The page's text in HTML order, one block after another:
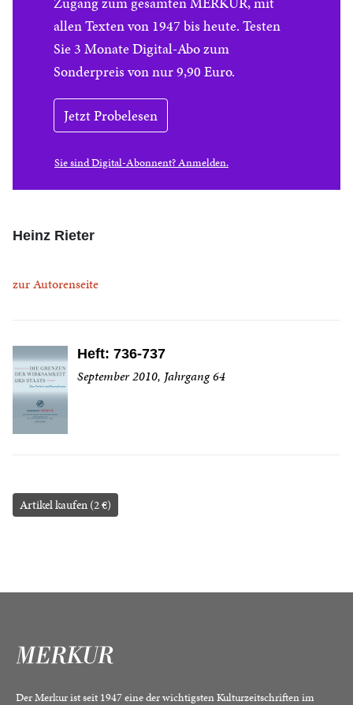
allen Texten von 1947 bis heute. Testen
Sie 3 Monate Digital-Abo zum
Sonderpreis von nur 9,90 Euro.
Jetzt Probelesen
Sie sind Digital-Abonnent? Anmelden.
Heinz Rieter
zur Autorenseite
Heft: 736-737
September 2010, Jahrgang 64
Artikel kaufen (2 €)
Der Merkur ist seit 1947 eine der wichtigsten Kulturzeitschriften im